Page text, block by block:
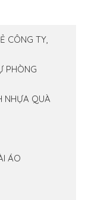
CÔNG TY,
PHÒNG
NHỰA QUÀ
ÁO